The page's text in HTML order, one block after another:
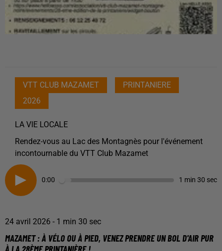
VTT CLUB MAZAMET
PRINTANIERE
2026
LA VIE LOCALE
Rendez-vous au Lac des Montagnès pour l'événement
incontournable du VTT Club Mazamet
0:00 1 min 30 sec
24 avril 2026 - 1 min 30 sec
MAZAMET : À VÉLO OU À PIED, VENEZ PRENDRE UN BOL D'AIR PUR
À LA 28ÈME PRINTANIÈRE !